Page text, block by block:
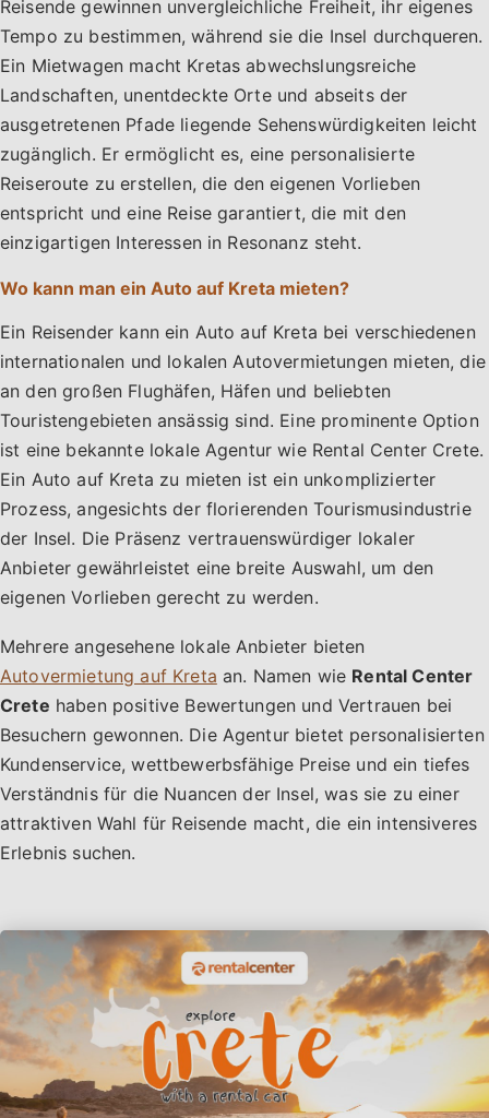
Reisende gewinnen unvergleichliche Freiheit, ihr eigenes
Tempo zu bestimmen, während sie die Insel durchqueren.
Ein Mietwagen macht Kretas abwechslungsreiche
Landschaften, unentdeckte Orte und abseits der
ausgetretenen Pfade liegende Sehenswürdigkeiten leicht
zugänglich. Er ermöglicht es, eine personalisierte
Reiseroute zu erstellen, die den eigenen Vorlieben
entspricht und eine Reise garantiert, die mit den
einzigartigen Interessen in Resonanz steht.
Wo kann man ein Auto auf Kreta mieten?
Ein Reisender kann ein Auto auf Kreta bei verschiedenen
internationalen und lokalen Autovermietungen mieten, die
an den großen Flughäfen, Häfen und beliebten
Touristengebieten ansässig sind. Eine prominente Option
ist eine bekannte lokale Agentur wie Rental Center Crete.
Ein Auto auf Kreta zu mieten ist ein unkomplizierter
Prozess, angesichts der florierenden Tourismusindustrie
der Insel. Die Präsenz vertrauenswürdiger lokaler
Anbieter gewährleistet eine breite Auswahl, um den
eigenen Vorlieben gerecht zu werden.
Mehrere angesehene lokale Anbieter bieten
Autovermietung auf Kreta an. Namen wie Rental Center
Crete haben positive Bewertungen und Vertrauen bei
Besuchern gewonnen. Die Agentur bietet personalisierten
Kundenservice, wettbewerbsfähige Preise und ein tiefes
Verständnis für die Nuancen der Insel, was sie zu einer
attraktiven Wahl für Reisende macht, die ein intensiveres
Erlebnis suchen.